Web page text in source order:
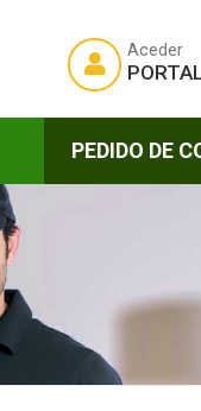
Aceder
PEDIDO DE